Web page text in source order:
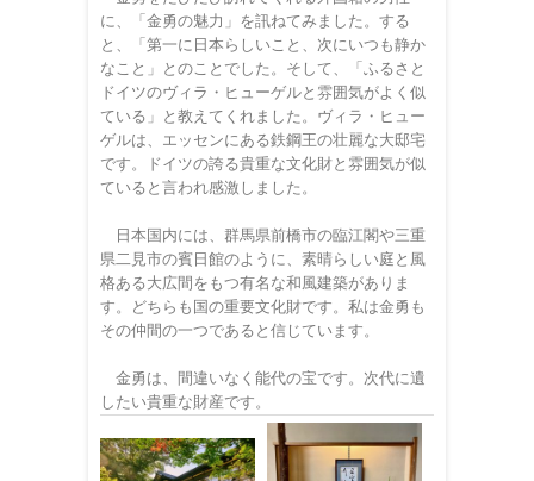
に、「金勇の魅力」を訊ねてみました。する
と、「第一に日本らしいこと、次にいつも静か
なこと」とのことでした。そして、「ふるさと
ドイツのヴィラ・ヒューゲルと雰囲気がよく似
ている」と教えてくれました。ヴィラ・ヒュー
ゲルは、エッセンにある鉄鋼王の壮麗な大邸宅
です。ドイツの誇る貴重な文化財と雰囲気が似
ていると言われ感激しました。
日本国内には、群馬県前橋市の臨江閣や三重
県二見市の賓日館のように、素晴らしい庭と風
格ある大広間をもつ有名な和風建築がありま
す。どちらも国の重要文化財です。私は金勇も
その仲間の一つであると信じています。
金勇は、間違いなく能代の宝です。次代に遺
したい貴重な財産です。